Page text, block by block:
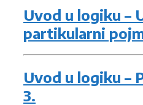
Uvod u logiku –
partikularni
Uvod u logiku –
3.